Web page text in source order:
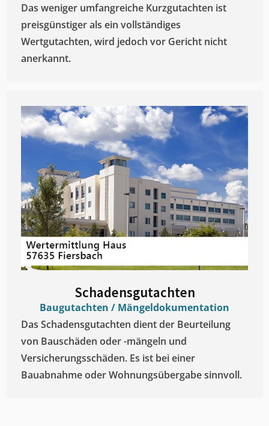
Das weniger umfangreiche Kurzgutachten ist
preisgünstiger als ein vollständiges
Wertgutachten, wird jedoch vor Gericht nicht
anerkannt.
Schadensgutachten
Baugutachten / Mängeldokumentation
Das Schadensgutachten dient der Beurteilung
von Bauschäden oder -mängeln und
Versicherungsschäden. Es ist bei einer
Bauabnahme oder Wohnungsübergabe sinnvoll.